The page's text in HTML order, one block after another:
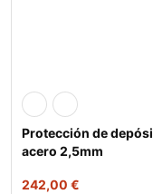
Protección de
acero 2,5mm
242,00 €